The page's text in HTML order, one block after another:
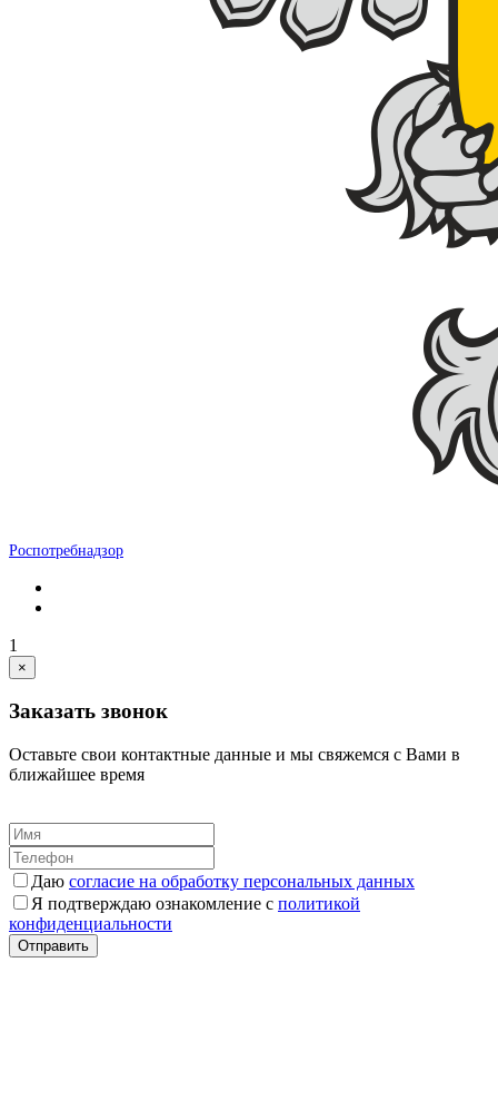
Роспотребнадзор
1
×
Заказать звонок
Оставьте свои контактные данные и мы свяжемся с Вами в
ближайшее время
Даю согласие на обработку персональных данных
Я подтверждаю ознакомление с политикой
конфиденциальности